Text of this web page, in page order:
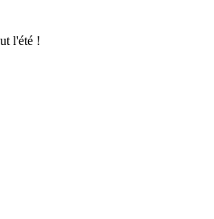
l'été !